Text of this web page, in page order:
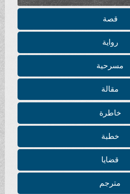
قصة
رواية
مسرحية
مقالة
خاطرة
خطبة
قضايا
مترجم